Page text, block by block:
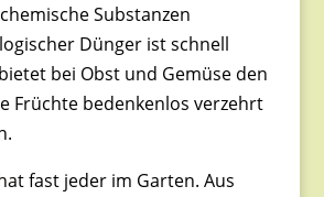
Substanzen
Dünger ist schnell
bei Obst und Gemüse den
Früchte bedenkenlos verzehrt
t fast jeder im Garten. Aus